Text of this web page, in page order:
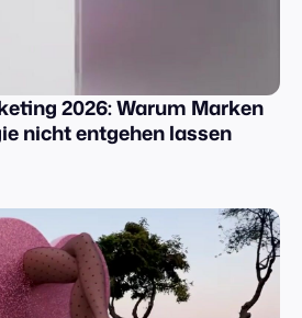
2026: Warum Marken
nicht entgehen lassen